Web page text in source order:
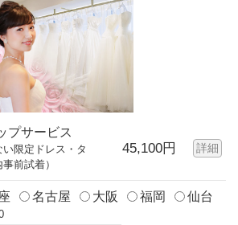
プサービス
い限定ドレス・タ
前試着）
45,100円 詳細
名古屋 大阪 福岡 仙台